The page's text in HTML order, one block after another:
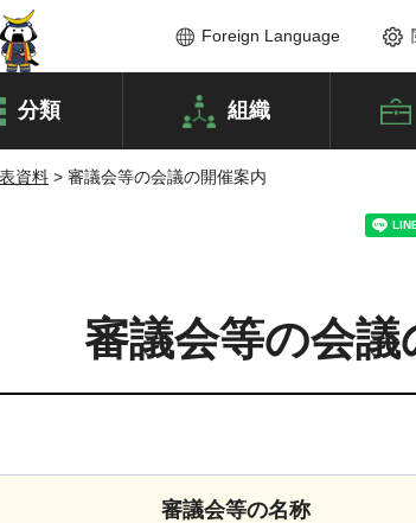
Foreign Language
分類 組織
資料 > 審議会等の会議の開催案内
審議会等の会議
審議会等の名称